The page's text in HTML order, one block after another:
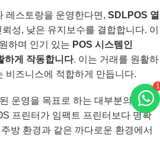
레스토랑을 운영한다면, SDLPOS 열
뢰성, 낮은 유지보수를 결합합니다. 이
하며 인기 있는 POS 시스템인
게 작동합니다. 이는 거래를 원활하
비즈니스에 적합하게 만듭니다.
운영을 목표로 하는 대부분의 소규
프린터가 임팩트 프린터보다 명확
방 환경과 같은 까다로운 환경에서